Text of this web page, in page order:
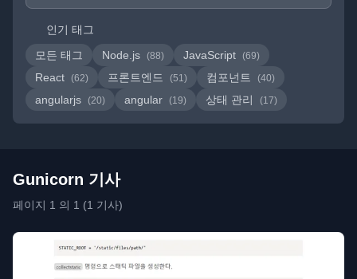
인기 태그
모든 태그
Node.js (88) JavaScript (69)
React (62) 프론트엔드 (51) 컴포넌트 (40)
angularjs (20) angular (19) 상태 관리 (17)
Gunicorn 기사
페이지 1 의 1 (1 기사)